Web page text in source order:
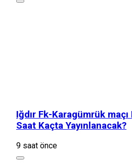
Iğdır Fk-Karagümrük
Saat Kaçta Yayınlanacak?
9 saat önce